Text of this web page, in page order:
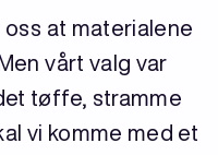
oss at materialene
vårt valg var
tøffe, stramme
vi komme med et